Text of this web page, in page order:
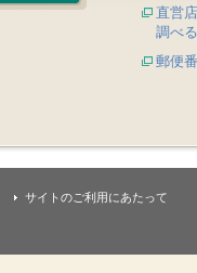
直営
調べる
郵便
サイトのご利用にあたって